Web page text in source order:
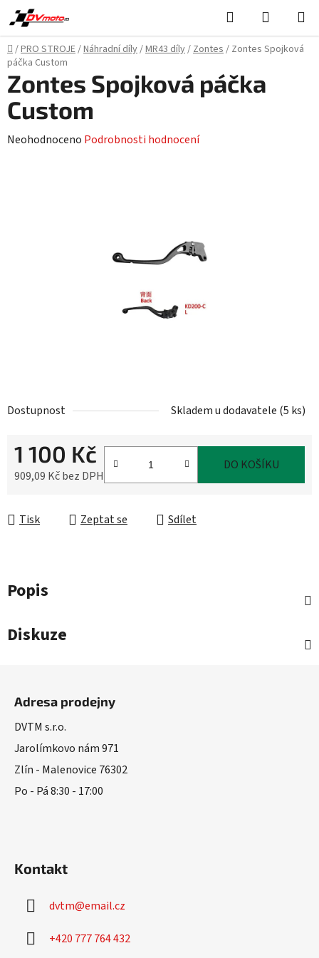
Přejít
na
obsah
Hledat
KOŠÍK
Domů
/PRO STROJE/Náhradní díly/MR43 díly/Zontes/ Zontes Spojková
páčka Custom
Dostupnost Skladem u dodavatele (5 ks)
1 100 Kč
909,09 Kč bez DPH
DO KOŠÍKU
Tisk Zeptat se Sdílet
Zontes Spojková páčka
Custom
Průměrné
Neohodnoceno Podrobnosti hodnocení
Popis
Diskuze
Adresa prodejny
DVTM s.r.o.
Jarolímkovo nám 971
Zlín - Malenovice 76302
Po - Pá 8:30 - 17:00
Kontakt
dvtm@email.cz
+420 777 764 432